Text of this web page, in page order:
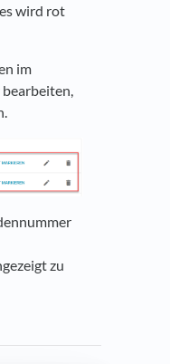
wird rot
im
zu